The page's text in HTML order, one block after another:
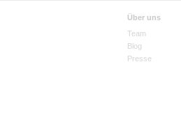
Über uns
Team
Blog
Presse